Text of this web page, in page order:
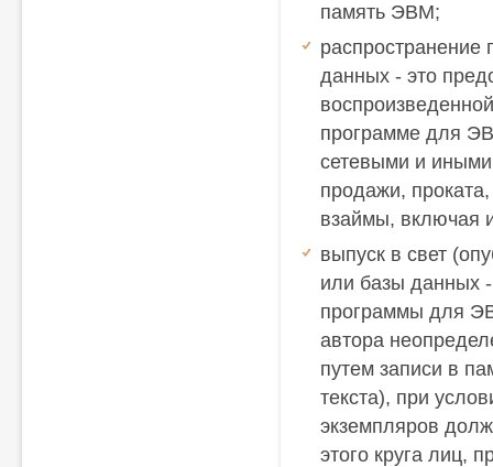
память ЭВМ;
данных - это
программе для
сетевыми и
продажи,
взаймы, включая
выпуск в свет
или базы данных
программы для
автора
путем записи в
текста), при
экземпляров
этого круга лиц,